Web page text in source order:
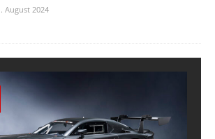
August 2024